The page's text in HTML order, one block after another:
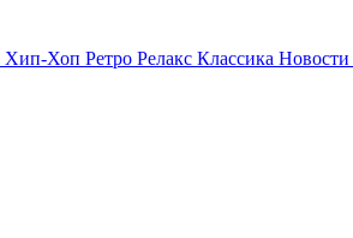
Хип-Хоп Ретро Релакс Классика Новости